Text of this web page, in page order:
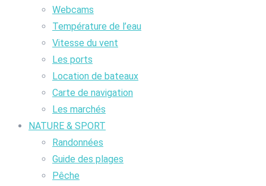
Webcams
Température de l’eau
Vitesse du vent
Les ports
Location de bateaux
Carte de navigation
Les marchés
NATURE & SPORT
Randonnées
Guide des plages
Pêche